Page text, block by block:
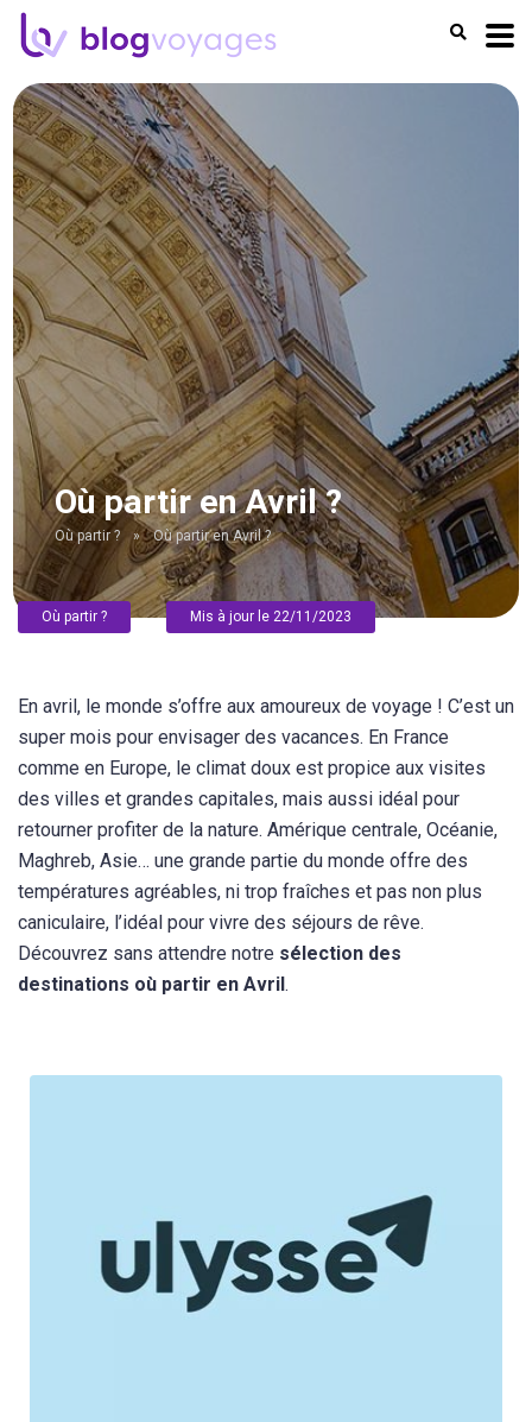
Où partir en Avril ?
Où partir ? » Où partir en Avril ?
Où partir ? Mis à jour le 22/11/2023
En avril, le monde s’offre aux amoureux de voyage ! C’est un
super mois pour envisager des vacances. En France
comme en Europe, le climat doux est propice aux visites
des villes et grandes capitales, mais aussi idéal pour
retourner profiter de la nature. Amérique centrale, Océanie,
Maghreb, Asie… une grande partie du monde offre des
températures agréables, ni trop fraîches et pas non plus
caniculaire, l’idéal pour vivre des séjours de rêve.
Découvrez sans attendre notre sélection des
destinations où partir en Avril.